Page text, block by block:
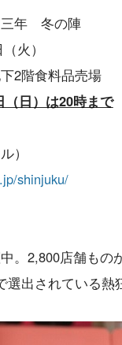
年 冬の陣
火）
階食料品売場
（日）は20時まで
）
shinjuku/
。2,800店舗も
出されている熱